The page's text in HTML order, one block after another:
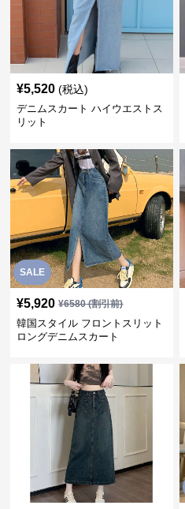
¥5,520 (税込)
デニムスカート ハイウエストス
リット
SALE
¥5,920 ¥6580(割引前)
韓国スタイル フロントスリット
ロングデニムスカート